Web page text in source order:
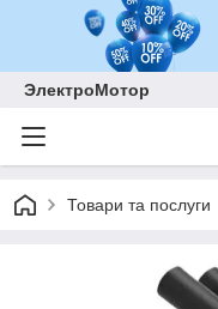
ЭлектроМотор
Товари та послуги